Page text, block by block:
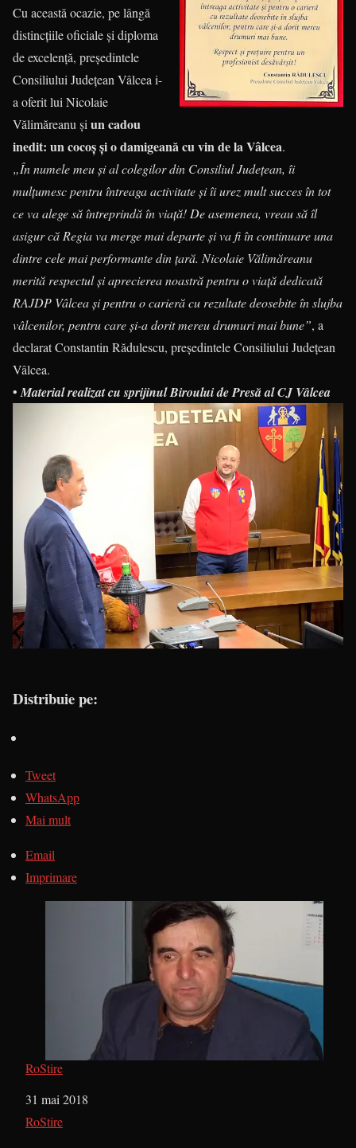
Cu această ocazie, pe lângă
distincțiile oficiale și diploma
de excelență, președintele
Consiliului Județean Vâlcea i-
a oferit lui Nicolaie
Vălimăreanu șiun cadou
inedit: un cocoș și o damigeană cu vin de la Vâlcea.
„În numele meu și al colegilor din Consiliul Județean, îi
mulțumesc pentru întreaga activitate și îi urez mult succes în tot
ce va alege să întreprindă în viață! De asemenea, vreau să îl
asigur că Regia va merge mai departe și va fi în continuare una
dintre cele mai performante din țară. Nicolaie Vălimăreanu
merită respectul și aprecierea noastră pentru o viață dedicată
RAJDP Vâlcea și pentru o carieră cu rezultate deosebite în slujba
vâlcenilor, pentru care și-a dorit mereu drumuri mai bune”, a
declarat Constantin Rădulescu, președintele Consiliului Județean
Vâlcea.
•Material realizat cu sprijinul Biroului de Presă al CJ Vâlcea
Distribuie pe:
Tweet
WhatsApp
Mai mult
Email
Imprimare
RoStire
Dată
31 mai 2018
În legătură cu
RoStire